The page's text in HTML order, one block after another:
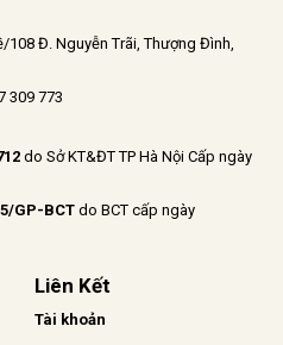
108 Đ. Nguyễn Trãi, Thượng Đình,
309 773
do Sở KT&ĐT TP Hà Nội Cấp ngày
GP-BCT do BCT cấp ngày
Liên Kết
Tài khoản